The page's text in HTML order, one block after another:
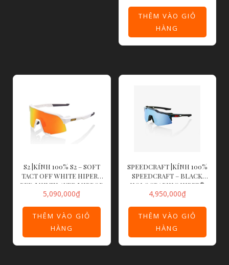
THÊM VÀO GIỎ
HÀNG
S2 |KÍNH 100% S2 – SOFT
TACT OFF WHITE HIPER®
RED MULTILAYER MIRROR
LENS
5,090,000₫
THÊM VÀO GIỎ
HÀNG
SPEEDCRAFT |KÍNH 100%
SPEEDCRAFT – BLACK
HOLOGRAPHIC HIPER®
BLUE MULTILAYER
4,950,000₫
THÊM VÀO GIỎ
HÀNG